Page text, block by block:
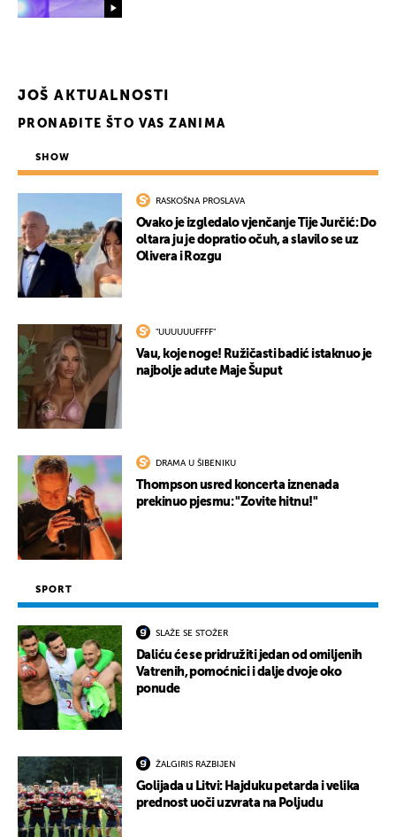
JOŠ AKTUALNOSTI
PRONAĐITE ŠTO VAS ZANIMA
SHOW
RASKOŠNA PROSLAVA
Ovako je izgledalo vjenčanje Tije Jurčić: Do
oltara ju je dopratio očuh, a slavilo se uz
Olivera i Rozgu
"UUUUUUFFFF"
Vau, koje noge! Ružičasti badić istaknuo je
najbolje adute Maje Šuput
DRAMA U ŠIBENIKU
Thompson usred koncerta iznenada
prekinuo pjesmu: "Zovite hitnu!"
SPORT
SLAŽE SE STOŽER
Daliću će se pridružiti jedan od omiljenih
Vatrenih, pomoćnici i dalje dvoje oko
ponude
ŽALGIRIS RAZBIJEN
Golijada u Litvi: Hajduku petarda i velika
prednost uoči uzvrata na Poljudu